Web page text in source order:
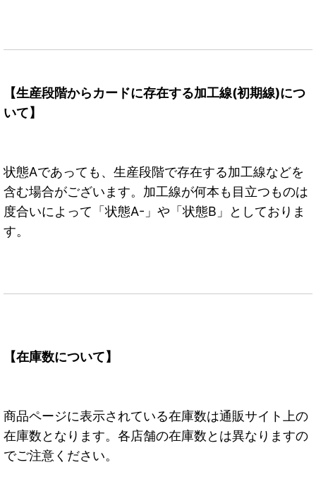
【生産段階からカードに存在する加工線(初期線)につ
いて】
状態Aであっても、生産段階で存在する加工線などを
含む場合がございます。加工線が何本も目立つものは
度合いによって「状態A-」や「状態B」としておりま
す。
【在庫数について】
商品ページに表示されている在庫数は通販サイト上の
在庫数となります。各店舗の在庫数とは異なりますの
でご注意ください。